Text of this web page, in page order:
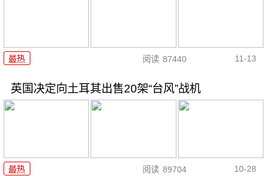
最热 阅读 87440 11-13
英国决定向土耳其出售20架“台风”战机
最热 阅读 89704 10-28